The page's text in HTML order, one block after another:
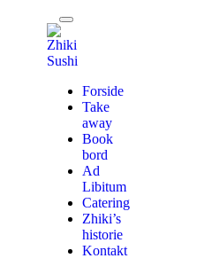
Forside
Take
away
Book
bord
Ad
Libitum
Catering
Zhiki’s
historie
Kontakt